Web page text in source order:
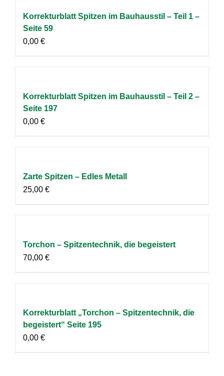
Korrekturblatt Spitzen im Bauhausstil – Teil 1 –
Seite 59
0,00 €
Korrekturblatt Spitzen im Bauhausstil – Teil 2 –
Seite 197
0,00 €
Zarte Spitzen – Edles Metall
25,00 €
Torchon – Spitzentechnik, die begeistert
70,00 €
Korrekturblatt „Torchon – Spitzentechnik, die
begeistert“ Seite 195
0,00 €